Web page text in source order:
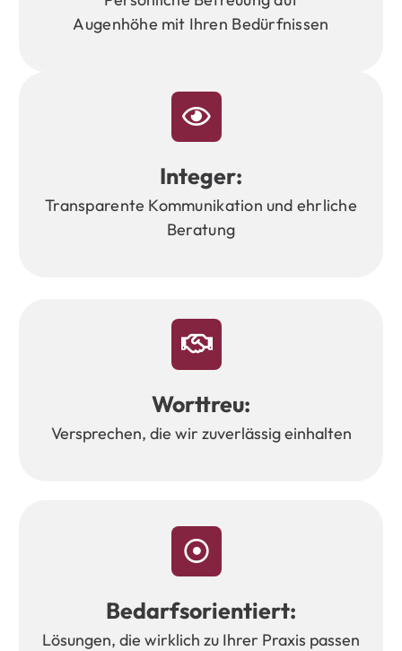
Augenhöhe mit Ihren Bedürfnissen
Integer:
Transparente Kommunikation und ehrliche
Beratung
Worttreu:
Versprechen, die wir zuverlässigeinhalten
Bedarfsorientiert:
Lösungen, die wirklich zu Ihrer Praxis passen